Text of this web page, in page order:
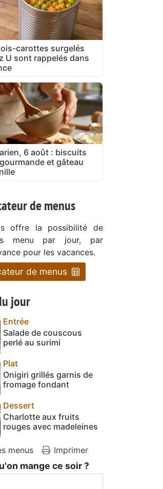
carottes surgelés
U sont rappelés dans
6 août : biscuits
et gâteau
de menus
offre la possibilité de
menu par jour, par
pour les vacances.
de menus
jour
Entrée
Salade de couscous
perlé au surimi
Plat
Onigiri grillés garnis de
fromage fondant
Dessert
Charlotte aux fruits
rouges avec madeleines
menus Imprimer
mange ce soir ?